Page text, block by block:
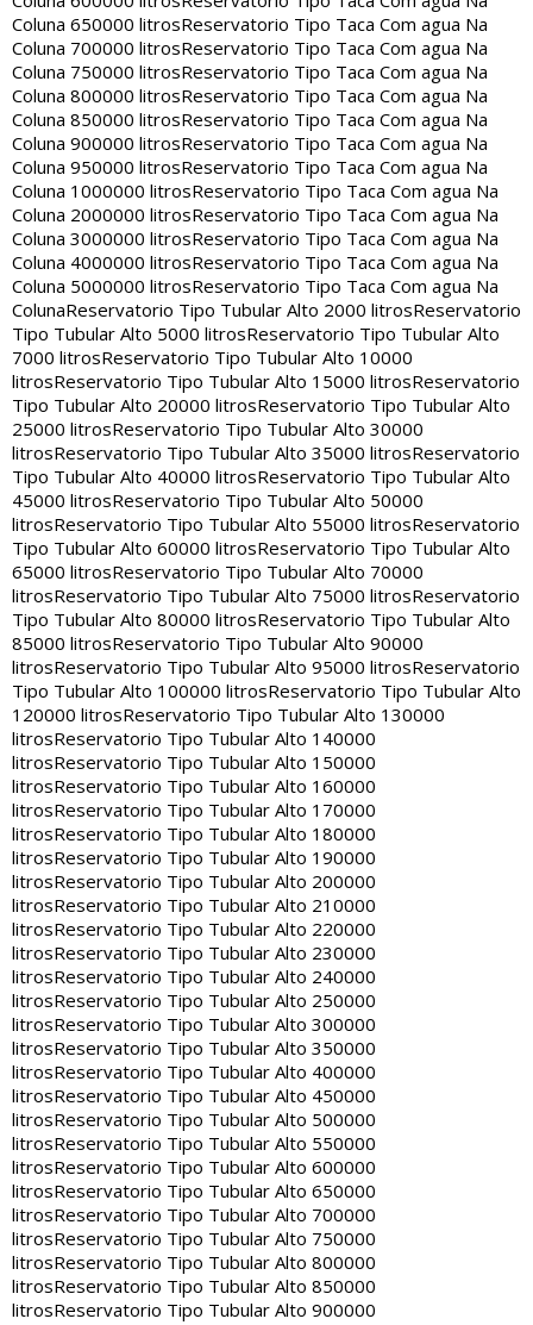
Coluna 650000 litrosReservatorio Tipo Taca Com agua Na
Coluna 700000 litrosReservatorio Tipo Taca Com agua Na
Coluna 750000 litrosReservatorio Tipo Taca Com agua Na
Coluna 800000 litrosReservatorio Tipo Taca Com agua Na
Coluna 850000 litrosReservatorio Tipo Taca Com agua Na
Coluna 900000 litrosReservatorio Tipo Taca Com agua Na
Coluna 950000 litrosReservatorio Tipo Taca Com agua Na
Coluna 1000000 litrosReservatorio Tipo Taca Com agua Na
Coluna 2000000 litrosReservatorio Tipo Taca Com agua Na
Coluna 3000000 litrosReservatorio Tipo Taca Com agua Na
Coluna 4000000 litrosReservatorio Tipo Taca Com agua Na
Coluna 5000000 litrosReservatorio Tipo Taca Com agua Na
ColunaReservatorio Tipo Tubular Alto 2000 litrosReservatorio
Tipo Tubular Alto 5000 litrosReservatorio Tipo Tubular Alto
7000 litrosReservatorio Tipo Tubular Alto 10000
litrosReservatorio Tipo Tubular Alto 15000 litrosReservatorio
Tipo Tubular Alto 20000 litrosReservatorio Tipo Tubular Alto
25000 litrosReservatorio Tipo Tubular Alto 30000
litrosReservatorio Tipo Tubular Alto 35000 litrosReservatorio
Tipo Tubular Alto 40000 litrosReservatorio Tipo Tubular Alto
45000 litrosReservatorio Tipo Tubular Alto 50000
litrosReservatorio Tipo Tubular Alto 55000 litrosReservatorio
Tipo Tubular Alto 60000 litrosReservatorio Tipo Tubular Alto
65000 litrosReservatorio Tipo Tubular Alto 70000
litrosReservatorio Tipo Tubular Alto 75000 litrosReservatorio
Tipo Tubular Alto 80000 litrosReservatorio Tipo Tubular Alto
85000 litrosReservatorio Tipo Tubular Alto 90000
litrosReservatorio Tipo Tubular Alto 95000 litrosReservatorio
Tipo Tubular Alto 100000 litrosReservatorio Tipo Tubular Alto
120000 litrosReservatorio Tipo Tubular Alto 130000
litrosReservatorio Tipo Tubular Alto 140000
litrosReservatorio Tipo Tubular Alto 150000
litrosReservatorio Tipo Tubular Alto 160000
litrosReservatorio Tipo Tubular Alto 170000
litrosReservatorio Tipo Tubular Alto 180000
litrosReservatorio Tipo Tubular Alto 190000
litrosReservatorio Tipo Tubular Alto 200000
litrosReservatorio Tipo Tubular Alto 210000
litrosReservatorio Tipo Tubular Alto 220000
litrosReservatorio Tipo Tubular Alto 230000
litrosReservatorio Tipo Tubular Alto 240000
litrosReservatorio Tipo Tubular Alto 250000
litrosReservatorio Tipo Tubular Alto 300000
litrosReservatorio Tipo Tubular Alto 350000
litrosReservatorio Tipo Tubular Alto 400000
litrosReservatorio Tipo Tubular Alto 450000
litrosReservatorio Tipo Tubular Alto 500000
litrosReservatorio Tipo Tubular Alto 550000
litrosReservatorio Tipo Tubular Alto 600000
litrosReservatorio Tipo Tubular Alto 650000
litrosReservatorio Tipo Tubular Alto 700000
litrosReservatorio Tipo Tubular Alto 750000
litrosReservatorio Tipo Tubular Alto 800000
litrosReservatorio Tipo Tubular Alto 850000
litrosReservatorio Tipo Tubular Alto 900000